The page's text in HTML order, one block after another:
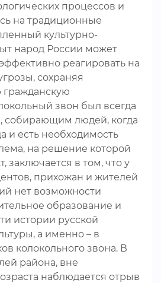
процессов и
на традиционные
культурно-
народ России может
реагировать на
сохраняя
звон был всегда
собирающим людей, когда
и есть необходимость
на решение которой
заключается в том, что у
прихожан и жителей
нет возможности
образование и
истории русской
а именно – в
колокольного звона. В
района, вне
наблюдается отрыв